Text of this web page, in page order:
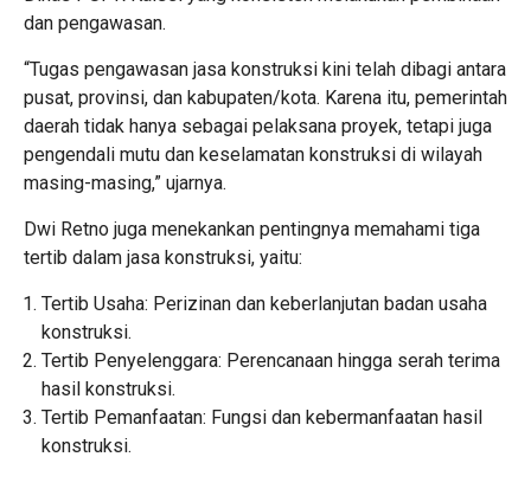
dan pengawasan.
“Tugas pengawasan jasa konstruksi kini telah dibagi antara
pusat, provinsi, dan kabupaten/kota. Karena itu, pemerintah
daerah tidak hanya sebagai pelaksana proyek, tetapi juga
pengendali mutu dan keselamatan konstruksi di wilayah
masing-masing,” ujarnya.
Dwi Retno juga menekankan pentingnya memahami tiga
tertib dalam jasa konstruksi, yaitu:
Tertib Usaha: Perizinan dan keberlanjutan badan usaha
konstruksi.
Tertib Penyelenggara: Perencanaan hingga serah terima
hasil konstruksi.
Tertib Pemanfaatan: Fungsi dan kebermanfaatan hasil
konstruksi.